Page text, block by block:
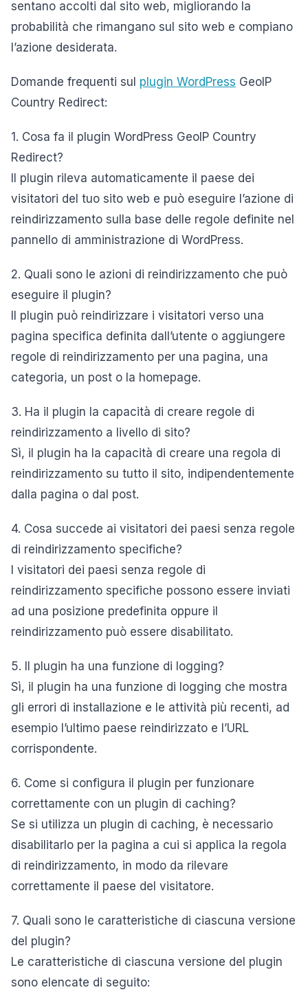
sentano accolti dal sito web, migliorando la
probabilità che rimangano sul sito web e compiano
l’azione desiderata.
Domande frequenti sul plugin WordPress GeoIP
Country Redirect:
1. Cosa fa il plugin WordPress GeoIP Country
Redirect?
Il plugin rileva automaticamente il paese dei
visitatori del tuo sito web e può eseguire l’azione di
reindirizzamento sulla base delle regole definite nel
pannello di amministrazione di WordPress.
2. Quali sono le azioni di reindirizzamento che può
eseguire il plugin?
Il plugin può reindirizzare i visitatori verso una
pagina specifica definita dall’utente o aggiungere
regole di reindirizzamento per una pagina, una
categoria, un post o la homepage.
3. Ha il plugin la capacità di creare regole di
reindirizzamento a livello di sito?
Sì, il plugin ha la capacità di creare una regola di
reindirizzamento su tutto il sito, indipendentemente
dalla pagina o dal post.
4. Cosa succede ai visitatori dei paesi senza regole
di reindirizzamento specifiche?
I visitatori dei paesi senza regole di
reindirizzamento specifiche possono essere inviati
ad una posizione predefinita oppure il
reindirizzamento può essere disabilitato.
5. Il plugin ha una funzione di logging?
Sì, il plugin ha una funzione di logging che mostra
gli errori di installazione e le attività più recenti, ad
esempio l’ultimo paese reindirizzato e l’URL
corrispondente.
6. Come si configura il plugin per funzionare
correttamente con un plugin di caching?
Se si utilizza un plugin di caching, è necessario
disabilitarlo per la pagina a cui si applica la regola
di reindirizzamento, in modo da rilevare
correttamente il paese del visitatore.
7. Quali sono le caratteristiche di ciascuna versione
del plugin?
Le caratteristiche di ciascuna versione del plugin
sono elencate di seguito: